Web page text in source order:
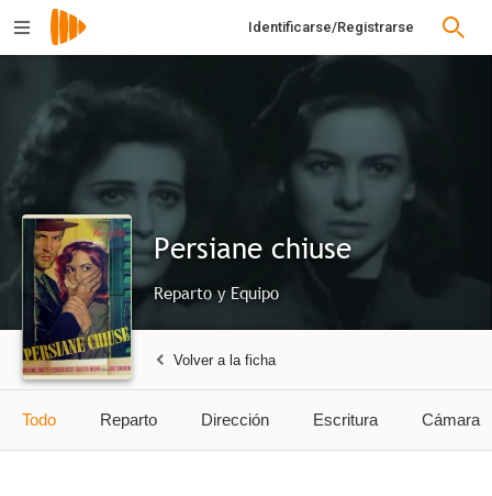
Identificarse/Registrarse
Persiane chiuse
Reparto y Equipo
Volver a la ficha
Todo Reparto Dirección Escritura Cámara